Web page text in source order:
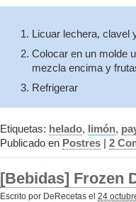
Licuar lechera, clavel
Colocar en un molde
mezcla encima y
Refrigerar
Etiquetas: helado, limón,
Publicado en Postres | 2
[Bebidas] Frozen
Escrito por DeRecetas el 24